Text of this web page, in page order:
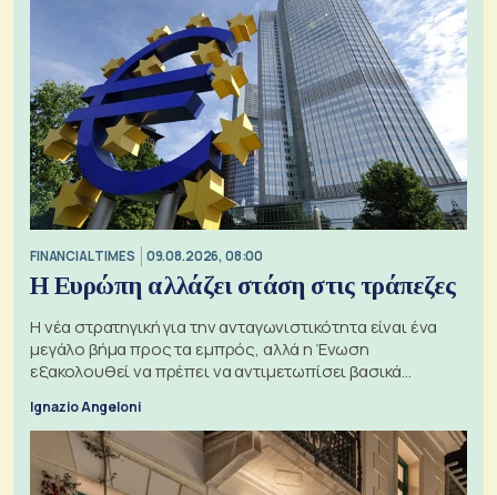
FINANCIAL TIMES 09.08.2026, 08:00
Η Ευρώπη αλλάζει στάση στις τράπεζες
Η νέα στρατηγική για την ανταγωνιστικότητα είναι ένα
μεγάλο βήμα προς τα εμπρός, αλλά η Ένωση
εξακολουθεί να πρέπει να αντιμετωπίσει βασικά
Ignazio Angeloni